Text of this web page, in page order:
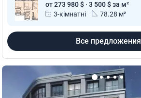
от 273 980 $ · 3 500 $ за м²
3-кімнатні
78.28 м²
Все предложения